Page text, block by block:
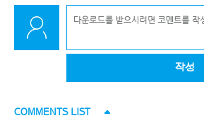
작성
COMMENTS LIST